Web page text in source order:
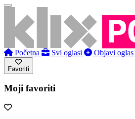
Početna Svi oglasi Objavi oglas
Favoriti
Moji favoriti